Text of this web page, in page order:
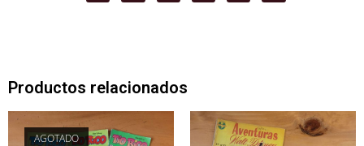
Productos relacionados
AGOTADO